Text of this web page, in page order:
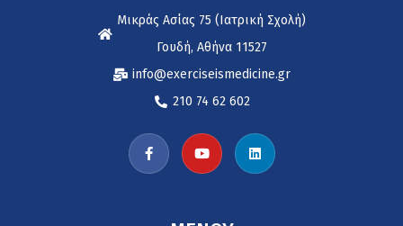
Μικράς Ασίας 75 (Ιατρική Σχολή)
Γουδή, Αθήνα 11527
info@exerciseismedicine.gr
210 74 62 602